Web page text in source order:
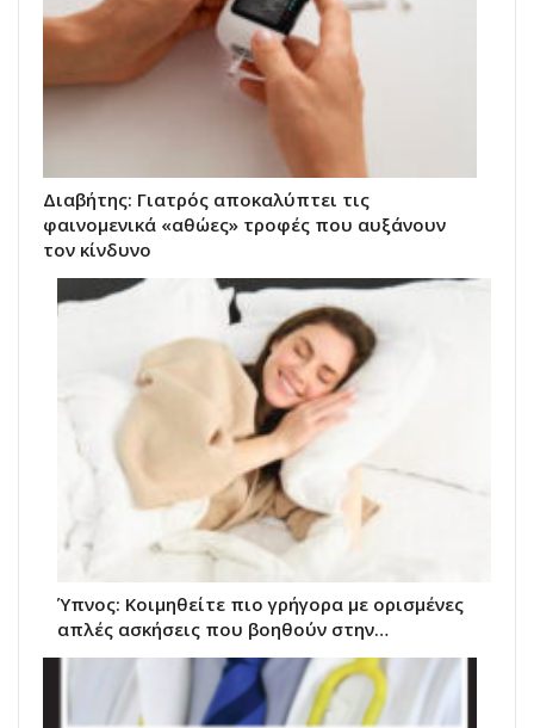
Διαβήτης: Γιατρός αποκαλύπτει τις
φαινομενικά «αθώες» τροφές που αυξάνουν
τον κίνδυνο
Ύπνος: Κοιμηθείτε πιο γρήγορα με ορισμένες
απλές ασκήσεις που βοηθούν στην…